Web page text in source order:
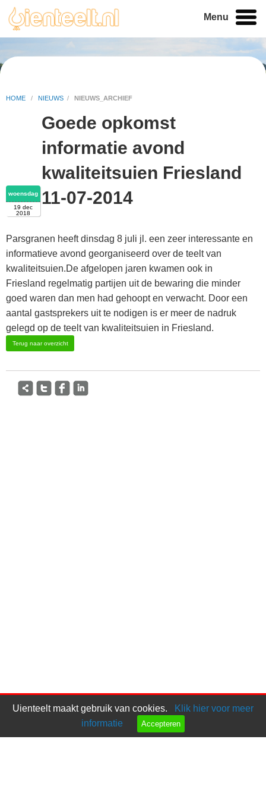
Menu
HOME / NIEUWS / NIEUWS_ARCHIEF
Goede opkomst
informatie avond
kwaliteitsuien Friesland
11-07-2014
woensdag
19 dec
2018
Parsgranen heeft dinsdag 8 juli jl. een zeer interessante en
informatieve avond georganiseerd over de teelt van
kwaliteitsuien.De afgelopen jaren kwamen ook in
Friesland regelmatig partijen uit de bewaring die minder
goed waren dan men had gehoopt en verwacht. Door een
aantal gastsprekers uit te nodigen is er meer de nadruk
gelegd op de teelt van kwaliteitsuien in Friesland.
Terug naar overzicht
Uienteelt maakt gebruik van cookies.
Klik hier voor meer
informatie
Accepteren